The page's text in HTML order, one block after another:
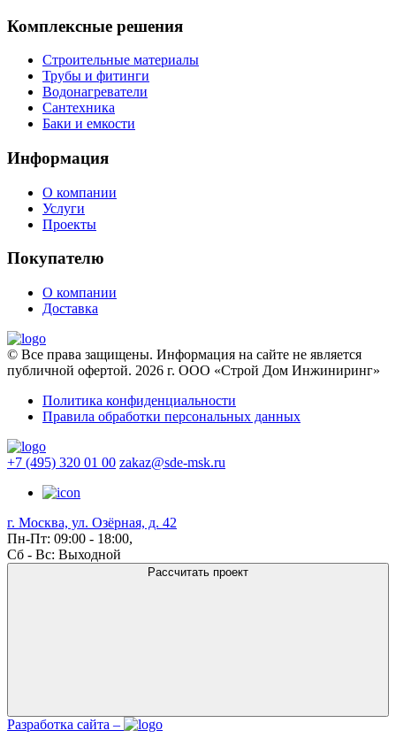
Комплексные решения
Строительные материалы
Трубы и фитинги
Водонагреватели
Сантехника
Баки и емкости
Информация
О компании
Услуги
Проекты
Покупателю
О компании
Доставка
© Все права защищены. Информация на сайте не является
публичной офертой. 2026 г. ООО «Строй Дом Инжиниринг»
Политика конфиденциальности
Правила обработки персональных данных
+7 (495) 320 01 00 zakaz@sde-msk.ru
г. Москва, ул. Озёрная, д. 42
Пн-Пт: 09:00 - 18:00,
Сб - Вс: Выходной
Рассчитать проект
Разработка сайта –